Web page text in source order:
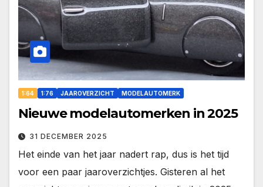
1:64 1:76 JAAROVERZICHT MODELAUTOMERK
Nieuwe modelautomerken in 2025
31 DECEMBER 2025
Het einde van het jaar nadert rap, dus is het tijd
voor een paar jaaroverzichtjes. Gisteren al het